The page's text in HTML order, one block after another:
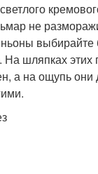
не
выбирайте
На шляпках
а на ощупь